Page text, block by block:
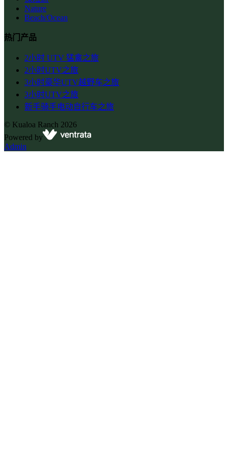
Nature
Beach/Ocean
热门产品
2小时 UTV 猛禽之旅
2小时UTV之旅
3小时豪华UTV越野车之旅
3小时UTV之旅
新手骑手电动自行车之旅
© Kualoa Ranch 2026
Powered by
Admin